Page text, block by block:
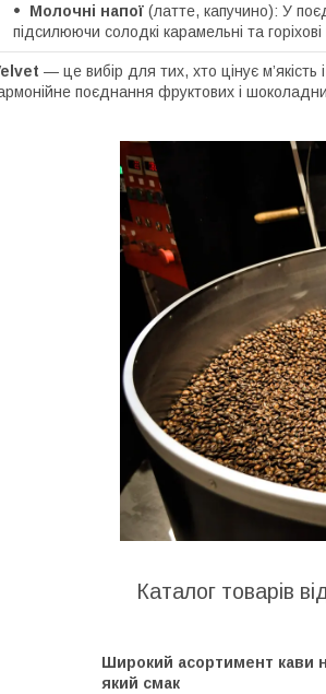
Молочні напої (латте, капучино): У
підсилюючи солодкі карамельні та
— це вибір для тих, хто цінує
поєднання фруктових і
Каталог товарів
Широкий асортимент кави
який смак